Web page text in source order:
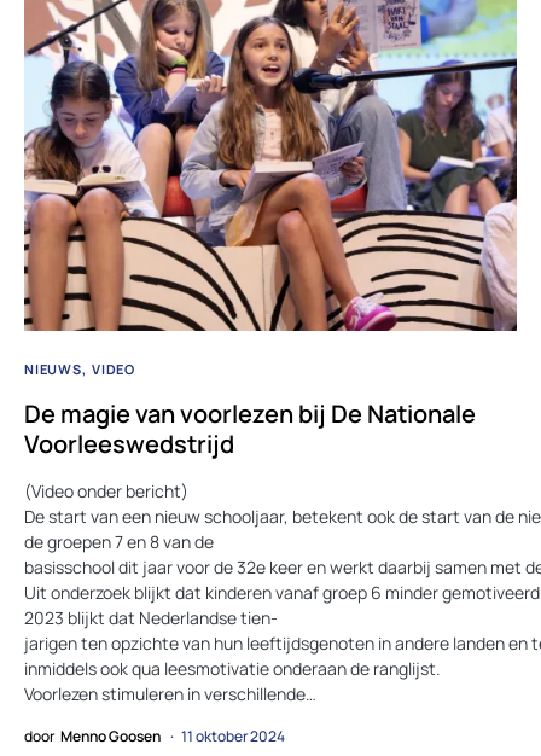
NIEUWS VIDEO
De magie van voorlezen bij De Nationale
Voorleeswedstrijd
(Video onder bericht)
De start van een nieuw schooljaar, betekent ook de start van de
de groepen 7 en 8 van de
basisschool dit jaar voor de 32e keer en werkt daarbij samen met
Uit onderzoek blijkt dat kinderen vanaf groep 6 minder
2023 blijkt dat Nederlandse tien­
jarigen ten opzichte van hun leeftijdsgenoten in andere landen
inmiddels ook qua leesmotivatie onderaan de ranglijst.
Voorlezen stimuleren in verschillende…
door Menno Goosen 11 oktober 2024